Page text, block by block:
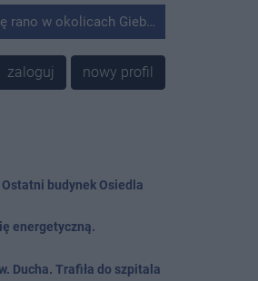
słupie energetycznym odnaleziono ciało mężczyzny.
zaloguj nowy profil
budynek Osiedla
energetyczną.
Ducha. Trafiła do szpitala